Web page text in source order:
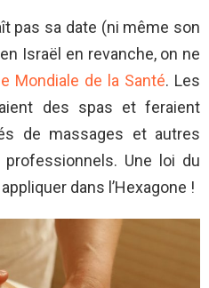
pas sa date (ni même son
Israël en revanche, on ne
Mondiale de la Santé. Les
des spas et feraient
de massages et autres
Une loi du
dans l’Hexagone !